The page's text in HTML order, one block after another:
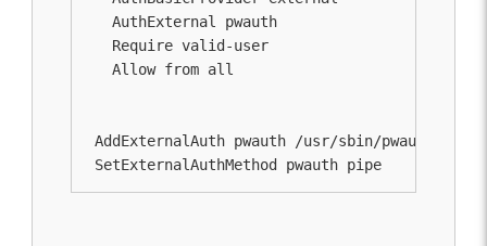
  AuthExternal pwauth
  Require valid-user
AddExternalAuth pwauth /usr/sbin/pwauth
SetExternalAuthMethod pwauth pipe